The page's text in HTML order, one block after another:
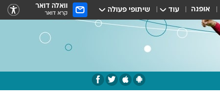
אופנה עוד שיתופי פעולה וואלה דואר
קרא דואר